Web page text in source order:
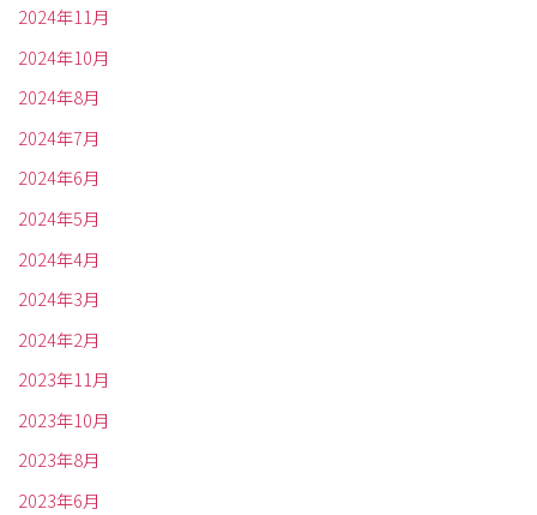
2024年11月
2024年10月
2024年8月
2024年7月
2024年6月
2024年5月
2024年4月
2024年3月
2024年2月
2023年11月
2023年10月
2023年8月
2023年6月